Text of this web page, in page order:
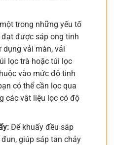
trong những yếu tố
được sáp ong tinh
dụng vải màn, vải
lọc trà hoặc túi lọc
vào mức độ tinh
có thể cần lọc qua
các vật liệu lọc có độ
Để khuấy đều sáp
giúp sáp tan chảy